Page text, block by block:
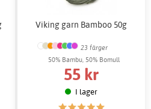
Viking garn Bamboo 50g
23 färger
50% Bambu, 50% Bomull
55 kr
I lager